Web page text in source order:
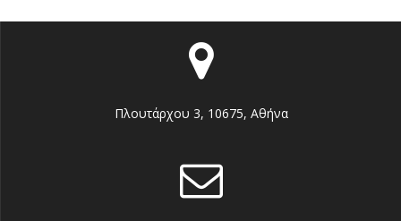
Πλουτάρχου 3, 10675, Αθήνα